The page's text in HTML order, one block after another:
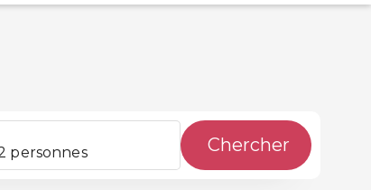
personnes Chercher